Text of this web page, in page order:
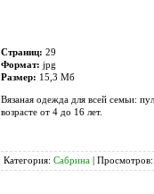
Страниц: 29
Формат: jpg
Размер: 15,3 Мб
Вязаная одежда для всей семьи:
возрасте от 4 до 16 лет.
Категория: Сабрина |